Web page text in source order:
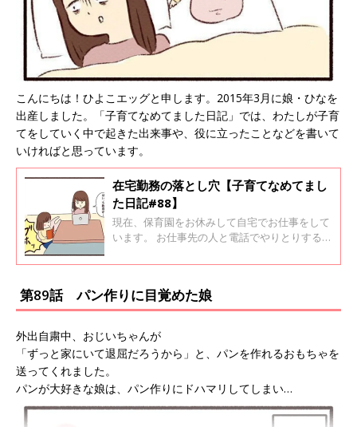
こんにちは！ひよこエッグと申します。2015年3月に娘・ひなを
出産しました。「子育てなめてました日記」では、わたしが子育
てをしていく中で起きた出来事や、役に立ったことなどを書いて
いければと思っています。
在宅勤務の落とし穴【子育てなめてまし
た日記#88】
現在、保育園をお休みして自宅でお仕事をして
います。 お仕事先の人と電話でやりとりするこ
か、、」と心配していたのですが、 ちゃんと静
し先日、予想外のことが起きてしまいました。
第89話 パン作りに目覚めた娘
外出自粛中、おじいちゃんが
「ずっと家にいて退屈だろうから」と、パンを作れるおもちゃを
送ってくれました。
パンが大好きな娘は、パン作りにドハマリしてしまい…